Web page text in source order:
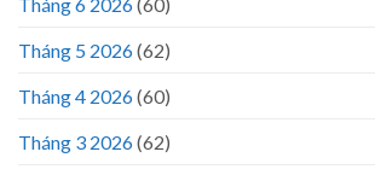
Tháng 6 2026(60)
Tháng 5 2026(62)
Tháng 4 2026(60)
Tháng 3 2026(62)